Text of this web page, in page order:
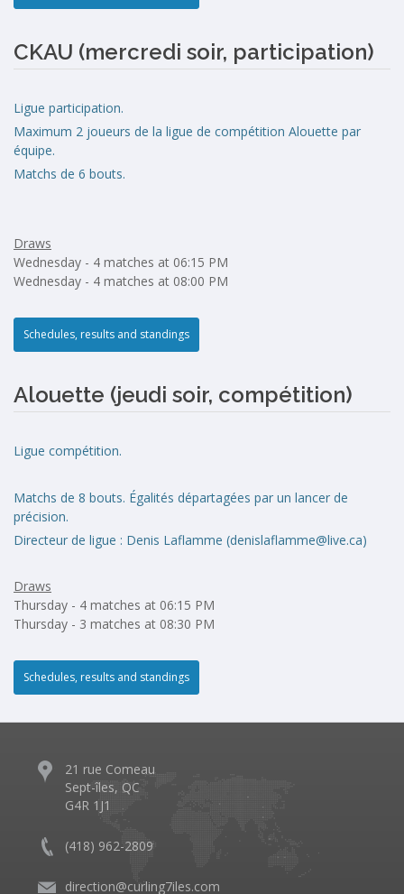
CKAU (mercredi soir, participation)
Ligue participation.
Maximum 2 joueurs de la ligue de compétition Alouette par
équipe.
Matchs de 6 bouts.
Draws
Wednesday - 4 matches at 06:15 PM
Wednesday - 4 matches at 08:00 PM
Schedules, results and standings
Alouette (jeudi soir, compétition)
Ligue compétition.
Matchs de 8 bouts. Égalités départagées par un lancer de
précision.
Directeur de ligue : Denis Laflamme (denislaflamme@live.ca)
Draws
Thursday - 4 matches at 06:15 PM
Thursday - 3 matches at 08:30 PM
Schedules, results and standings
21 rue Comeau
Sept-îles, QC
G4R 1J1
(418) 962-2809
direction@curling7iles.com